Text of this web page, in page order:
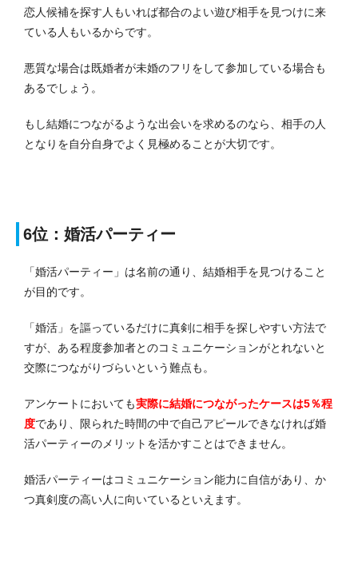
恋人候補を探す人もいれば都合のよい遊び相手を見つけに来
ている人もいるからです。
悪質な場合は既婚者が未婚のフリをして参加している場合も
あるでしょう。
もし結婚につながるような出会いを求めるのなら、相手の人
となりを自分自身でよく見極めることが大切です。
6位：婚活パーティー
「婚活パーティー」は名前の通り、結婚相手を見つけること
が目的です。
「婚活」を謳っているだけに真剣に相手を探しやすい方法で
すが、ある程度参加者とのコミュニケーションがとれないと
交際につながりづらいという難点も。
アンケートにおいても実際に結婚につながったケースは5％程
度であり、限られた時間の中で自己アピールできなければ婚
活パーティーのメリットを活かすことはできません。
婚活パーティーはコミュニケーション能力に自信があり、か
つ真剣度の高い人に向いているといえます。